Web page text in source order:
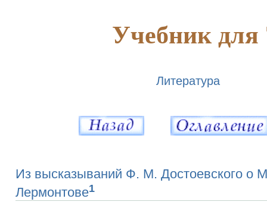
Учебник для
Литература
Из высказываний Ф. М. Достоевского о
Лермонтове1